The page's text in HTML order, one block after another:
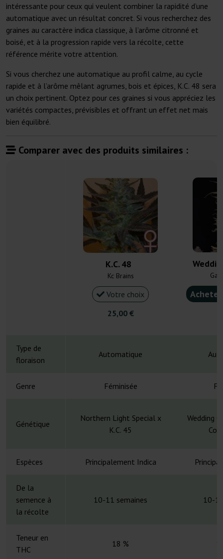
intéressante pour ceux qui veulent combiner la rapidité d’une
automatique avec un résultat concret. Si vous recherchez des
graines au caractère indica classique, à l’arôme citronné et
boisé, et à la progression rapide vers la récolte, cette
référence mérite votre attention.
Si vous cherchez une automatique au profil calme, au cycle
rapide et à l’arôme mêlant agrumes, bois et épices, K.C. 48 sera
un choix pertinent. Optez pour ces graines si vous appréciez les
variétés compactes, prévisibles et offrant un effet net mais
bien équilibré.
Comparer avec des produits similaires :
K.C. 48
Kc Brains
Votre choix
25,00 €
Type de
floraison
Automatique
Genre Féminisée
Génétique
Northern Light Special x
K.C. 45
Wedding
Espèces Principalement Indica
De la
semence à
la récolte
10-11 semaines 10-
Teneur en
THC
18 %